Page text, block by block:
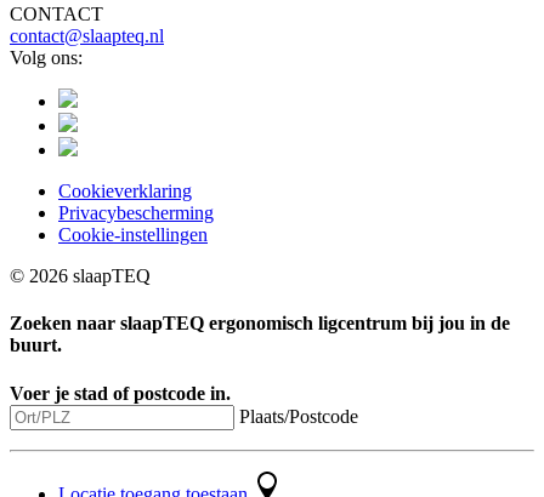
CONTACT
contact@slaapteq.nl
Volg ons:
Cookieverklaring
Privacybescherming
Cookie-instellingen
© 2026 slaapTEQ
Zoeken naar slaapTEQ ergonomisch ligcentrum bij jou in de
buurt.
Voer je stad of postcode in.
Plaats/Postcode